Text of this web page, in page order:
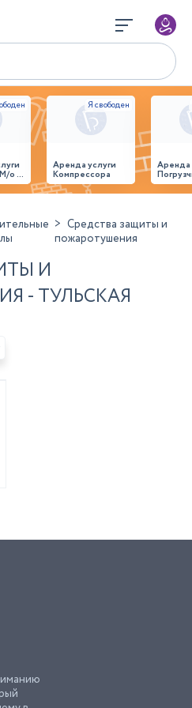
о г.
Аренда услуги
Компрессора
Средства защиты и
пожаротушения
И
- ТУЛЬСКАЯ